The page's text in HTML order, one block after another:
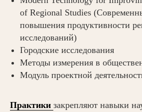
of Regional Studies
повышения продуктивности
исследований)
Городские исследования
Методы измерения в
Модуль проектной
Практики закрепляют навыки